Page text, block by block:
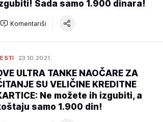
Sada samo 1.900 dinara!
Komentariši
23.10.2021.
ULTRA TANKE NAOČARE ZA
SU VELIČINE KREDITNE
Ne možete ih izgubiti, a
samo 1.900 din!